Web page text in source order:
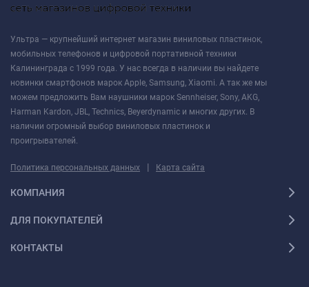
Ультра — крупнейший интернет магазин виниловых пластинок,
мобильных телефонов и цифровой портативной техники
Калининграда с 1999 года. У нас всегда в наличии вы найдете
новинки смартфонов марок Apple, Samsung, Xiaomi. А так же мы
можем предложить Вам наушники марок Sennheiser, Sony, AKG,
Harman Kardon, JBL, Technics, Beyerdynamic и многих других. В
наличии огромный выбор виниловых пластинок и
проигрывателей.
Политика персональных данных | Карта сайта
КОМПАНИЯ
ДЛЯ ПОКУПАТЕЛЕЙ
КОНТАКТЫ